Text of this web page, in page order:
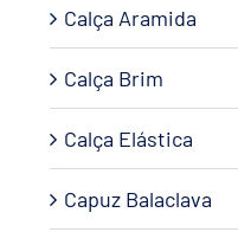
Calça Aramida
Calça Brim
Calça Elástica
Capuz Balaclava